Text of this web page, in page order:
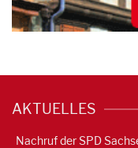
AKTUELLES
Nachruf der SPD